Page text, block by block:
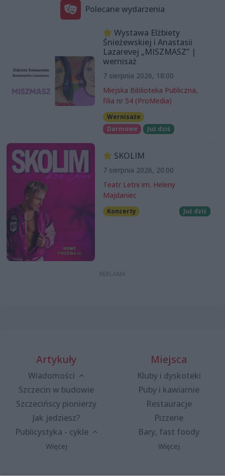
Polecane wydarzenia
Wystawa Elżbiety
Śnieżewskiej i Anastasii
Lazarevej „MISZMASZ” |
wernisaż
7 sierpnia 2026, 18:00
Miejska Biblioteka Publiczna,
filia nr 54 (ProMedia)
Wernisaże
Darmowe
Już dziś
SKOLIM
7 sierpnia 2026, 20:00
Teatr Letni im. Heleny
Majdaniec
Koncerty Już dziś
Artykuły
Wiadomości
Szczecin w budowie
Szczecińscy pionierzy
Jak jedziesz?
Publicystyka - cykle
Więcej
Miejsca
Kluby i dyskoteki
Puby i kawiarnie
Restauracje
Pizzerie
Bary, fast foody
Więcej